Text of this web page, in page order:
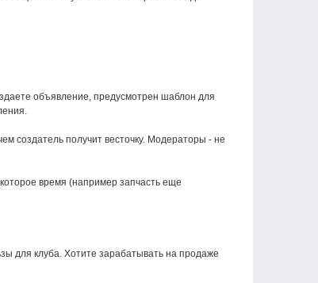
объявление, предусмотрен шаблон для
создатель получит весточку. Модераторы - не
время (например запчасть еще
для клуба. Хотите зарабатывать на продаже